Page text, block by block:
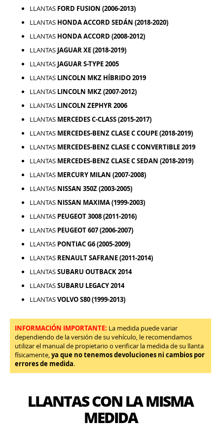
LLANTAS FORD FUSION (2006-2013)
LLANTAS HONDA ACCORD SEDÁN (2018-2020)
LLANTAS HONDA ACCORD (2008-2012)
LLANTAS JAGUAR XE (2018-2019)
LLANTAS JAGUAR S-TYPE 2005
LLANTAS LINCOLN MKZ HÍBRIDO 2019
LLANTAS LINCOLN MKZ (2007-2012)
LLANTAS LINCOLN ZEPHYR 2006
LLANTAS MERCEDES C-CLASS (2015-2017)
LLANTAS MERCEDES-BENZ CLASE C COUPE (2018-2019)
LLANTAS MERCEDES-BENZ CLASE C CONVERTIBLE 2019
LLANTAS MERCEDES-BENZ CLASE C SEDAN (2018-2019)
LLANTAS MERCURY MILAN (2007-2008)
LLANTAS NISSAN 350Z (2003-2005)
LLANTAS NISSAN MAXIMA (1999-2003)
LLANTAS PEUGEOT 3008 (2011-2016)
LLANTAS PEUGEOT 607 (2006-2007)
LLANTAS PONTIAC G6 (2005-2009)
LLANTAS RENAULT SAFRANE (2011-2014)
LLANTASSUBARU OUTBACK 2014
LLANTASSUBARU LEGACY 2014
LLANTASVOLVO S80 (1999-2013)
INFORMACIÓN IMPORTANTE: La medida puede variar
dependiendo de la versión de su vehículo, le recomendamos
utilizar el manual de propietario o verificar la medida de su llanta
físicamente,ya que no tenemos devoluciones ni cambios por
errores de medida.
LLANTAS CON LA MISMA
MEDIDA